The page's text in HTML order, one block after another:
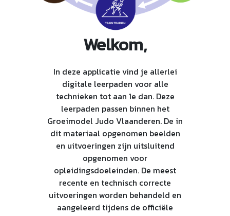
Welkom,
In deze applicatie vind je allerlei
digitale leerpaden voor alle
technieken tot aan 1e dan. Deze
leerpaden passen binnen het
Groeimodel Judo Vlaanderen. De in
dit materiaal opgenomen beelden
en uitvoeringen zijn uitsluitend
opgenomen voor
opleidingsdoeleinden. De meest
recente en technisch correcte
uitvoeringen worden behandeld en
aangeleerd tijdens de officiële